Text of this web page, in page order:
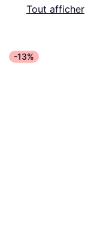
Tout afficher
-13%